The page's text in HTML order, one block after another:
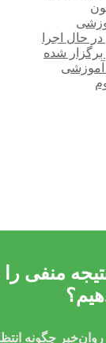
حال اجرا
شده
آموزشی
منفی
روان‌خبر چگونه